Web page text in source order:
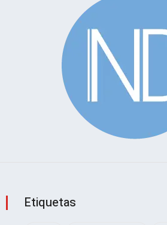
Etiquetas